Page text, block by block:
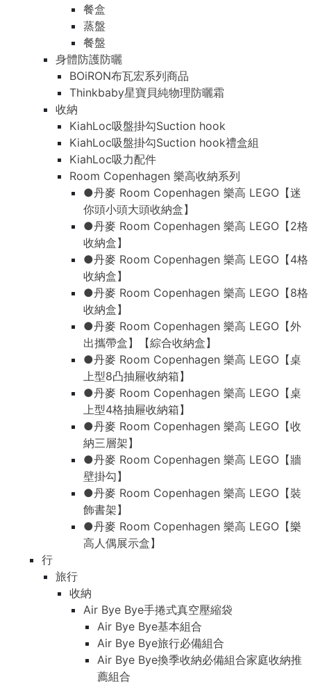
餐盒
蒸盤
餐盤
身體防護防曬
BOiRON布瓦宏系列商品
Thinkbaby星寶貝純物理防曬霜
收納
KiahLoc吸盤掛勾Suction hook
KiahLoc吸盤掛勾Suction hook禮盒組
KiahLoc吸力配件
Room Copenhagen 樂高收納系列
●丹麥 Room Copenhagen 樂高 LEGO【迷
你頭小頭大頭收納盒】
●丹麥 Room Copenhagen 樂高 LEGO【2格
收納盒】
●丹麥 Room Copenhagen 樂高 LEGO【4格
收納盒】
●丹麥 Room Copenhagen 樂高 LEGO【8格
收納盒】
●丹麥 Room Copenhagen 樂高 LEGO【外
出攜帶盒】【綜合收納盒】
●丹麥 Room Copenhagen 樂高 LEGO【桌
上型8凸抽屜收納箱】
●丹麥 Room Copenhagen 樂高 LEGO【桌
上型4格抽屜收納箱】
●丹麥 Room Copenhagen 樂高 LEGO【收
納三層架】
●丹麥 Room Copenhagen 樂高 LEGO【牆
壁掛勾】
●丹麥 Room Copenhagen 樂高 LEGO【裝
飾書架】
●丹麥 Room Copenhagen 樂高 LEGO【樂
高人偶展示盒】
行
旅行
收納
Air Bye Bye手捲式真空壓縮袋
Air Bye Bye基本組合
Air Bye Bye旅行必備組合
Air Bye Bye換季收納必備組合家庭收納推
薦組合